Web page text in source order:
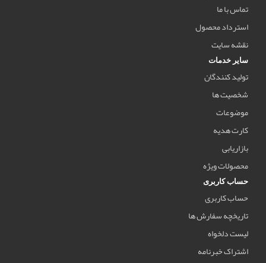
تماس با ما
استرداد محصول
نقشه سایت
سایر خدمات
تولید کنندگان
شخصیت ها
موضوعات
کارت هدیه
بازاریابی
محصولات ویژه
حساب کاربری
حساب کاربری
تاریخچه سفارش ها
لیست دلخواه
اشتراک خبرنامه